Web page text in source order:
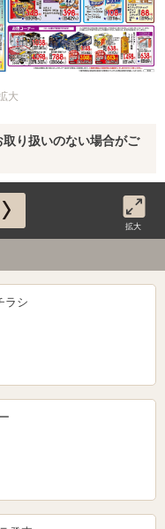
大
り扱いのない場合がご
拡大
ラシ